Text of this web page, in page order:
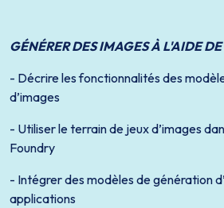
GÉNÉRER DES IMAGES À L'AIDE
- Décrire les fonctionnalités des
d’images
- Utiliser le terrain de jeux d’images
Foundry
- Intégrer des modèles de génération
applications